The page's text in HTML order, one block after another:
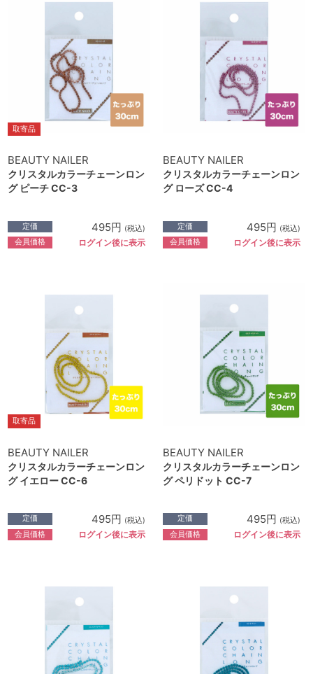
取寄品
BEAUTY NAILER
クリスタルカラーチェーンロン
グ ピーチ CC-3
定価 495円 (税込)
会員価格 ログイン後に表示
BEAUTY NAILER
クリスタルカラーチェーンロン
グ ローズ CC-4
定価 495円 (税込)
会員価格 ログイン後に表示
取寄品
BEAUTY NAILER
クリスタルカラーチェーンロン
グ イエロー CC-6
定価 495円 (税込)
会員価格 ログイン後に表示
BEAUTY NAILER
クリスタルカラーチェーンロン
グ ペリドット CC-7
定価 495円 (税込)
会員価格 ログイン後に表示